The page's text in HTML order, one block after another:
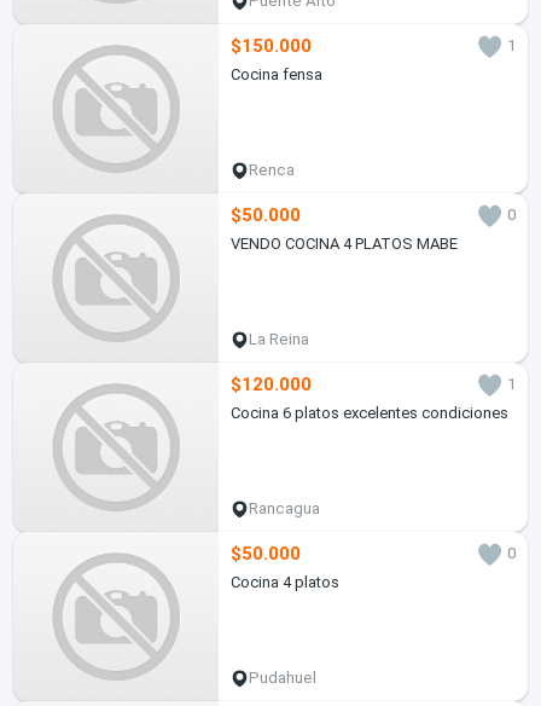
$150.000
1
Cocina fensa
Renca
$50.000
0
VENDO COCINA 4 PLATOS MABE
La Reina
$120.000
1
Cocina 6 platos excelentes condiciones
Rancagua
$50.000
0
Cocina 4 platos
Pudahuel